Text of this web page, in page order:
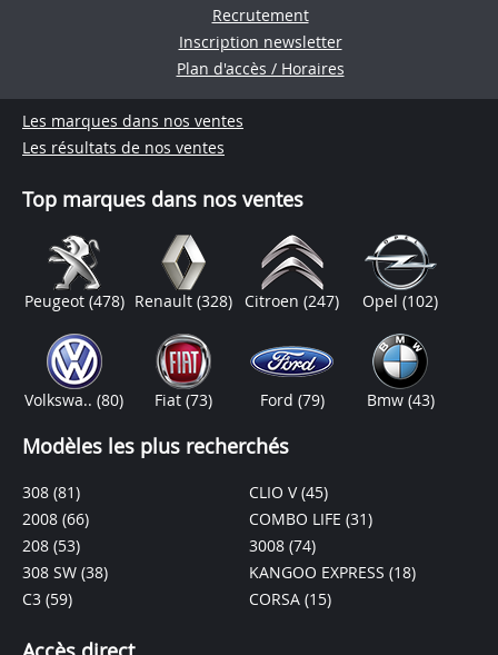
Recrutement
Inscription newsletter
Plan d'accès / Horaires
Les marques dans nos ventes
Les résultats de nos ventes
Top marques dans nos ventes
Peugeot (478) Renault (328) Citroen(247) Opel(102)
Volkswa..(80) Fiat (73) Ford (79) Bmw (43)
Modèles les plus recherchés
308 (81)
2008 (66)
208 (53)
308 SW (38)
C3 (59)
CLIO V(45)
COMBO LIFE (31)
3008 (74)
KANGOO EXPRESS (18)
CORSA (15)